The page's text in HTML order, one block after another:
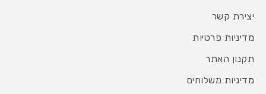
יצירת קשר
מדיניות פרטיות
תקנון האתר
מדיניות משלוחים